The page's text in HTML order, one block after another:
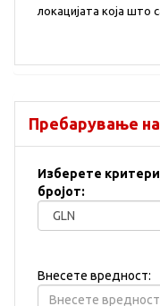
локацијата која што
Пребарување на
Изберете
бројот:
Внесете вредност: